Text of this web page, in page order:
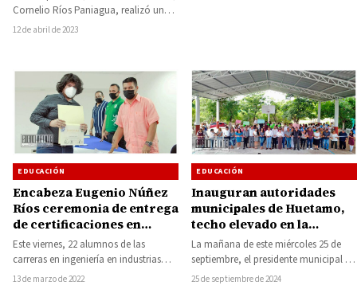
Cornelio Ríos
Cornelio Ríos Paniagua, realizó un
recorrido por distintas localidades del
12 de abril de 2023
EDUCACIÓN
Encabeza Eugenio Núñez
Ríos ceremonia de entrega
de certificaciones en
lengua extranjera a
estudiantes del Instituto
Tecnológico Superior de
Huetamo
Este viernes, 22 alumnos de las
carreras en ingeniería en industrias
alimentarias, ingeniería industrial,
13 de marzo de 2022
EDUCACIÓN
Inauguran autoridades
municipales de Huetamo,
techo elevado en la
Escuela Secundaria 24 de
Febrero en Comburindio
La mañana de este miércoles 25 de
septiembre, el presidente municipal de
Huetamo, Pablo Varona Estrada,
25 de septiembre de 2024